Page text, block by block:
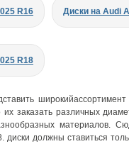
R16 Диски на Audi
R18
заказать различных
материалов.
диски должны ставиться